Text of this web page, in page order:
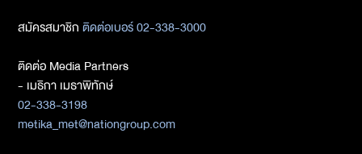
สมัครสมาชิกติดต่อเบอร์ 02-338-3000
ติดต่อ Media Partners
- เมธิกา เมธาพิทักษ์
02-338-3198
metika_met@nationgroup.com